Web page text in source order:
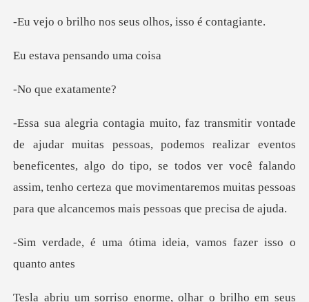
nos seus olhos,
pensando
e exat
realizar eventos
beneficentes, algo do tipo, se todos ver você falando
assim, tenho certe
tima ideia, vamos faz